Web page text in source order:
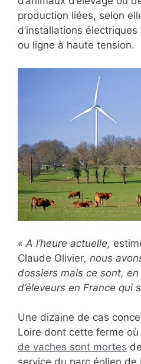
production liées, selon
d’installations
ou ligne à haute tension.
« A l’heure actuelle,
Claude Olivier, nous
dossiers mais ce sont,
d’éleveurs en France qui
Une dizaine de cas
Loire dont cette ferme où
de vaches sont mortes